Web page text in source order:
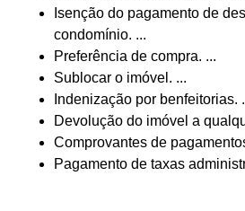
Isenção do pagamento de
condomínio. ...
Preferência de compra. ...
Sublocar o imóvel. ...
Indenização por benfeitorias.
Devolução do imóvel a
Comprovantes de
Pagamento de taxas